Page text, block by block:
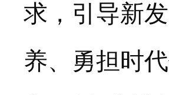
求，引导新
养、勇担时代